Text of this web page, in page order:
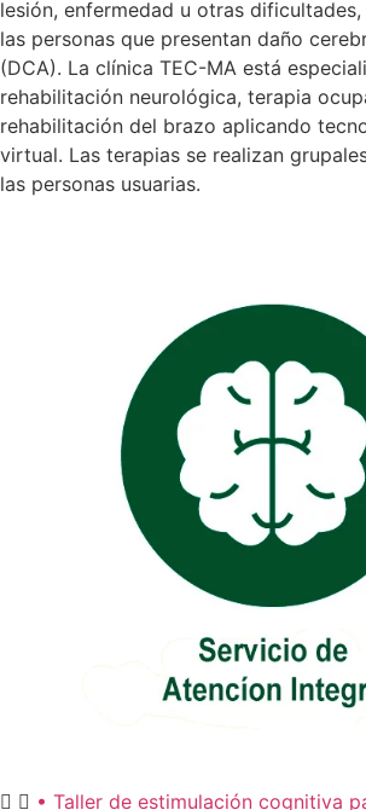
lesión, enfermedad u otras
las personas que presentan daño
(DCA). La clínica TEC-MA está
rehabilitación neurológica, terapia
rehabilitación del brazo aplicando
virtual. Las terapias se realizan
las personas usuarias.
• Taller de estimulación cognitiva